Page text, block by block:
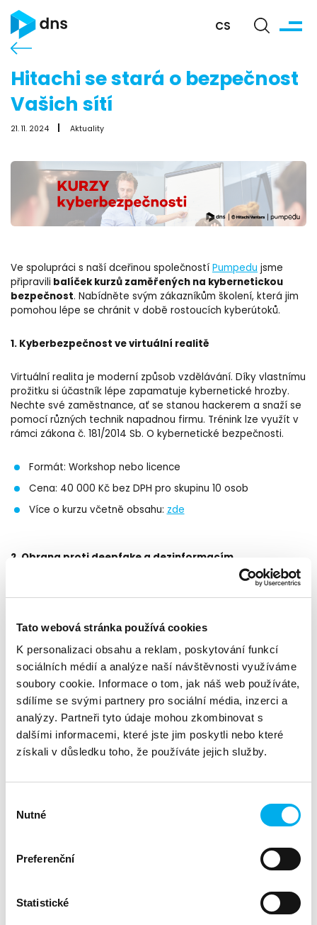
Tato webová stránka používá cookies
K personalizaci obsahu a reklam, poskytování funkcí
sociálních médií a analýze naší návštěvnosti využíváme
soubory cookie. Informace o tom, jak náš web používáte,
sdílíme se svými partnery pro sociální média, inzerci a
analýzy. Partneři tyto údaje mohou zkombinovat s
dalšími informacemi, které jste jim poskytli nebo které
získali v důsledku toho, že používáte jejich služby.
souhlasu
Nutné
Preferenční
Statistické
CS
Hitachi se stará o bezpečnost
Vašich sítí
21. 11. 2024 Aktuality
Ve spolupráci s naší dceřinou společnostíPumpedujsme
připravili balíček kurzů zaměřených na kybernetickou
bezpečnost. Nabídněte svým zákazníkům školení, která jim
pomohou lépe se chránit v době rostoucích kyberútoků.
1. Kyberbezpečnost ve virtuální realitě
Virtuální realita je moderní způsob vzdělávání. Díky vlastnímu
prožitku si účastník lépe zapamatuje kybernetické hrozby.
Nechte své zaměstnance, ať se stanou hackerem a snaží se
pomocí různých technik napadnou firmu. Trénink lze využít v
rámci zákona č. 181/2014 Sb. O kybernetické bezpečnosti.
Formát: Workshop nebo licence
Cena: 40 000 Kč bez DPH pro skupinu 10 osob
Více o kurzu včetně obsahu:zde
2. Obrana proti deepfake a dezinformacím
selhává, pokud zaměstnanci nedodržují základní zásady
bezpečného chování. Toto jsou dvakonkrétní příklady deep
fake útokůna zaměstnance z našeho okolí. Vědí
zaměstnanci Vašich zákazníků, co jedeepfake, jak ho
rozpoznat a účinně se proti němu bránit?
Formát: skupina
Cena: 35 000 Kč bez DPH
Více o kurzu včetně obsahu:zde
kybernetické bezpečnosti
Investicí do těchto rolí může firma výrazně zvýšit svou
odolnost vůči moderním hrozbám. Kurzy podrobně
kybernetické bezpečnosti.